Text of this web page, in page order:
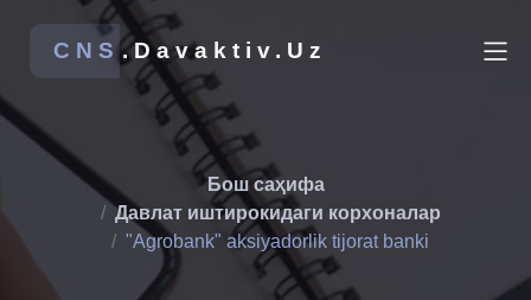
CNS.Davaktiv.Uz
Бош саҳифа
Давлат иштирокидаги корхоналар
"Agrobank" aksiyadorlik tijorat banki